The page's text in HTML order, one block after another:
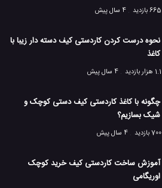
665 بازدید
4 سال پیش
نحوه درست کردن کاردستی کیف دسته دار زیبا با
کاغذ
1.1 هزار بازدید
4 سال پیش
چگونه با کاغذ کاردستی کیف دستی کوچک و
شیک بسازیم؟
700 بازدید
4 سال پیش
آموزش ساخت کاردستی کیف خرید کوچک
اوریگامی